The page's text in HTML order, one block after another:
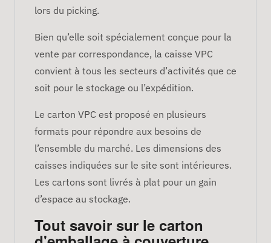
lors du picking.
Bien qu’elle soit spécialement conçue pour la
vente par correspondance, la caisse VPC
convient à tous les secteurs d’activités que ce
soit pour le stockage ou l’expédition.
Le carton VPC est proposé en plusieurs
formats pour répondre aux besoins de
l’ensemble du marché. Les dimensions des
caisses indiquées sur le site sont intérieures.
Les cartons sont livrés à plat pour un gain
d’espace au stockage.
Tout savoir sur le carton